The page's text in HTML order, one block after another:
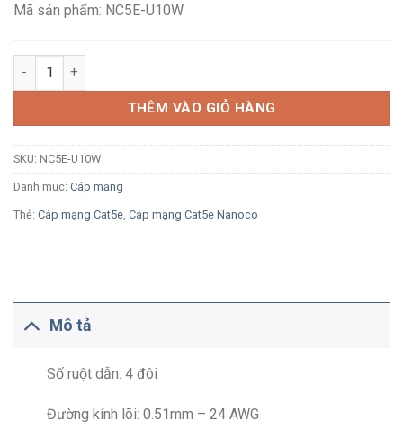
Mã sản phẩm: NC5E-U10W
Cáp mạng Nanoco NC5E-U10W Cat5e UTP 10% đồng 305m số
THÊM VÀO GIỎ HÀNG
SKU: NC5E-U10W
Danh mục: Cáp mạng
Thẻ: Cáp mạng Cat5e Cáp mạng Cat5e Nanoco
Mô tả
Số ruột dẫn: 4 đôi
Đường kính lõi: 0.51mm – 24 AWG